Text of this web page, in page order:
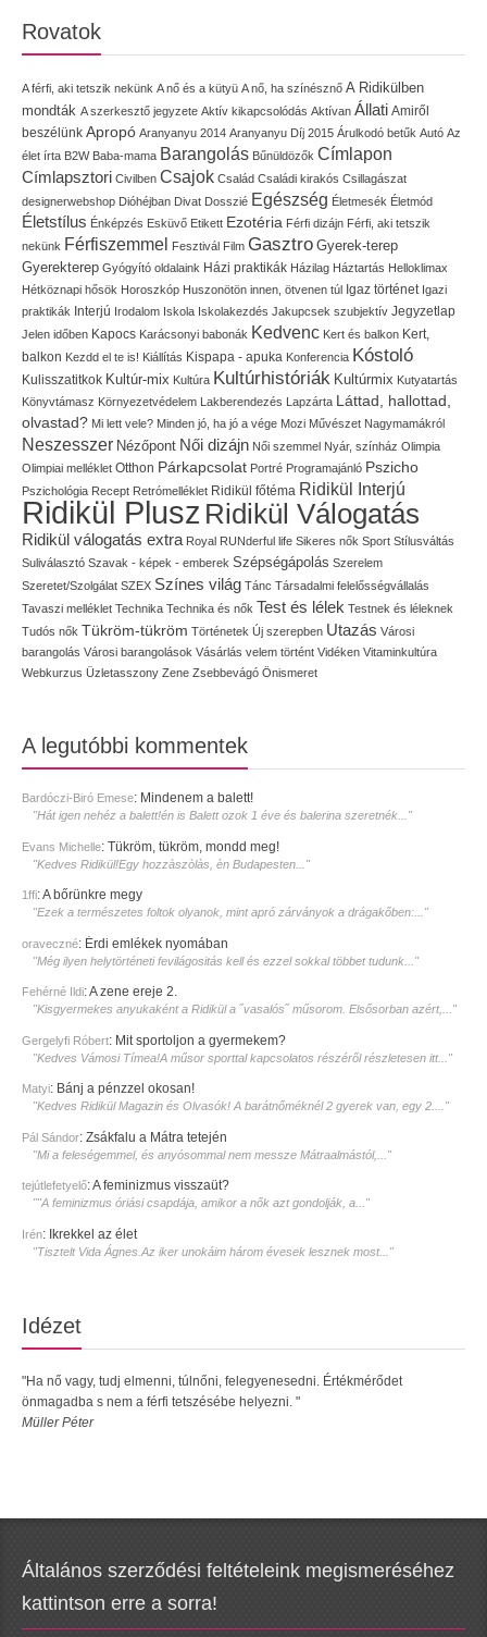
Rovatok
A férfi, aki tetszik nekünk A nő és a kütyü A nő, ha színésznő A Ridikülben
mondták A szerkesztő jegyzete Aktív kikapcsolódás Aktívan Állati Amiről
beszélünk Apropó Aranyanyu 2014 Aranyanyu Díj 2015 Árulkodó betűk Autó Az
élet írta B2W Baba-mama Barangolás Bűnüldözők Címlapon
Címlapsztori Civilben Csajok Család Családi kirakós Csillagászat
designerwebshop Dióhéjban Divat Dosszié Egészség Életmesék Életmód
Életstílus Énképzés Esküvő Etikett Ezotéria Férfi dizájn Férfi, aki tetszik
nekünk Férfiszemmel Fesztivál Film Gasztro Gyerek-terep
Gyerekterep Gyógyító oldalaink Házi praktikák Házilag Háztartás Helloklimax
Hétköznapi hősök Horoszkóp Huszonötön innen, ötvenen túl Igaz történet Igazi
praktikák Interjú Irodalom Iskola Iskolakezdés Jakupcsek szubjektív Jegyzetlap
Jelen időben Kapocs Karácsonyi babonák Kedvenc Kert és balkon Kert,
balkon Kezdd el te is! Kiállítás Kispapa - apuka Konferencia Kóstoló
Kulisszatitkok Kultúr-mix Kultúra Kultúrhistóriák Kultúrmix Kutyatartás
Könyvtámasz Környezetvédelem Lakberendezés Lapzárta
Láttad, hallottad,
olvastad? Mi lett vele? Minden jó, ha jó a vége Mozi Művészet Nagymamákról
Neszesszer Nézőpont Női dizájn Női szemmel Nyár, színház Olimpia
Olimpiai melléklet Otthon Párkapcsolat Portré Programajánló Pszicho
Pszichológia Recept Retrómelléklet Ridikül főtéma Ridikül Interjú
Ridikül Plusz Ridikül Válogatás
Ridikül válogatás extra Royal RUNderful life Sikeres nők Sport Stílusváltás
Suliválasztó Szavak - képek - emberek Szépségápolás Szerelem
Szeretet/Szolgálat SZEX Színes világ Tánc Társadalmi felelősségvállalás
Tavaszi melléklet Technika Technika és nők Test és lélek Testnek és léleknek
Tudós nők Tükröm-tükröm Történetek Új szerepben Utazás Városi
barangolás Városi barangolások Vásárlás velem történt Vidéken Vitaminkultúra
Webkurzus Üzletasszony Zene Zsebbevágó Önismeret
A legutóbbi kommentek
Bardóczi-Biró Emese: Mindenem a balett!
"Hát igen nehéz a balett!én is Balett ozok 1 éve és balerina szeretnék..."
Evans Michelle: Tükröm, tükröm, mondd meg!
"Kedves Ridikül!Egy hozzàszòlàs, èn Budapesten..."
1ffi:A bőrünkre megy
"Ezek a természetes foltok olyanok, mint apró zárványok a drágakőben:..."
oraveczné: Érdi emlékek nyomában
"Még ilyen helytörténeti fevilágositás kell és ezzel sokkal többet tudunk..."
Fehérné Ildi:A zene ereje 2.
"Kisgyermekes anyukaként a Ridikül a ˝vasalós˝ műsorom. Elsősorban azért,..."
Gergelyfi Róbert: Mit sportoljon a gyermekem?
"Kedves Vámosi Tímea!A műsor sporttal kapcsolatos részéről részletesen itt..."
Matyi: Bánj a pénzzel okosan!
"Kedves Ridikül Magazin és Olvasók! A barátnőméknél 2 gyerek van, egy 2...."
Pál Sándor: Zsákfalu a Mátra tetején
"Mi a feleségemmel, és anyósommal nem messze Mátraalmástól,..."
tejútlefetyelő:A feminizmus visszaüt?
""A feminizmus óriási csapdája, amikor a nők azt gondolják, a..."
Irén: Ikrekkel az élet
"Tisztelt Vida Ágnes.Az iker unokáim három évesek lesznek most..."
Idézet
"Ha nő vagy, tudj elmenni, túlnőni, felegyenesedni. Értékmérődet
önmagadba s nem a férfi tetszésébe helyezni. "
Müller Péter
Általános szerződési feltételeink megismeréséhez
kattintson erre a sorra!